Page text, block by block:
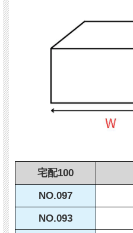
宅配100
NO.097
NO.093